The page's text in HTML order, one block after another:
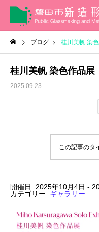
ブログ 桂川美帆 染
桂川美帆 染色作品
2025.09.23
この記事のタ
開催日: 2025年10月4日 -
カテゴリー: ギャラリー